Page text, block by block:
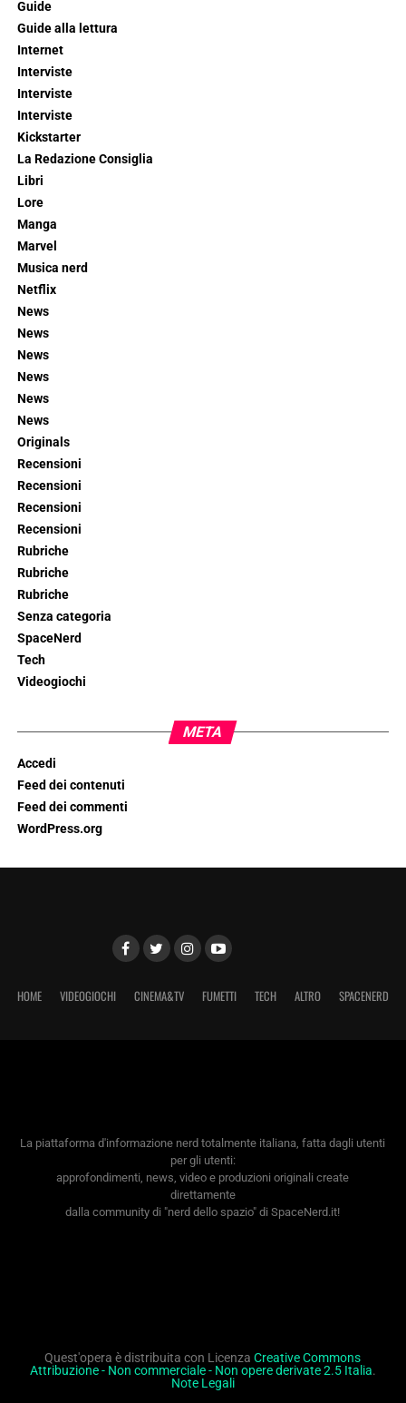
Guide
Guide alla lettura
Internet
Interviste
Interviste
Interviste
Kickstarter
La Redazione Consiglia
Libri
Lore
Manga
Marvel
Musica nerd
Netflix
News
News
News
News
News
News
Originals
Recensioni
Recensioni
Recensioni
Recensioni
Rubriche
Rubriche
Rubriche
Senza categoria
SpaceNerd
Tech
Videogiochi
META
Accedi
Feed dei contenuti
Feed dei commenti
WordPress.org
HOME VIDEOGIOCHI CINEMA&TV FUMETTI TECH ALTRO SPACENERD
La piattaforma d'informazione nerd totalmente italiana, fatta dagli utenti
per gli utenti:
approfondimenti, news, video e produzioni originali create
direttamente
dalla community di "nerd dello spazio" di SpaceNerd.it!
Quest'opera è distribuita con LicenzaCreative Commons
Attribuzione - Non commerciale - Non opere derivate 2.5 Italia.
Note Legali